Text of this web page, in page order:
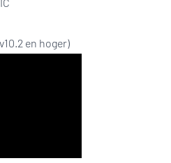
en hoger)